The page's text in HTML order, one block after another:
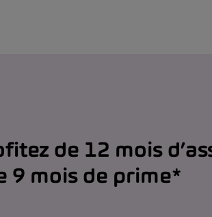
de 12 mois
9 mois de prime*